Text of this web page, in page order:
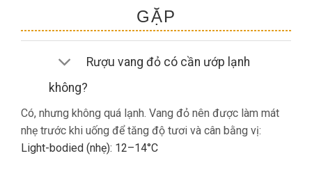
GẶP
Rượu vang đỏ có cần ướp lạnh
không?
Có, nhưng không quá lạnh. Vang đỏ nên được làm mát
nhẹ trước khi uống để tăng độ tươi và cân bằng vị:
Light-bodied (nhẹ): 12–14°C